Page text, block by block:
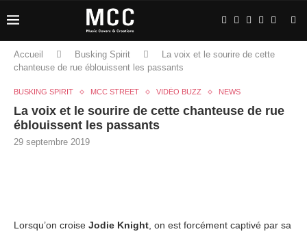
Accueil Busking Spirit
La voix et le sourire de cette
chanteuse de rue éblouissent les passants
BUSKING SPIRIT MCC STREET VIDÉO BUZZ NEWS
La voix et le sourire de cette chanteuse de rue
éblouissent les passants
29 septembre 2019
Lorsqu’on croise Jodie Knight , on est forcément captivé par sa